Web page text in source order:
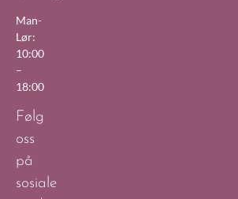
Man-
Lør:
10:00
–
18:00
Følg
oss
på
sosiale